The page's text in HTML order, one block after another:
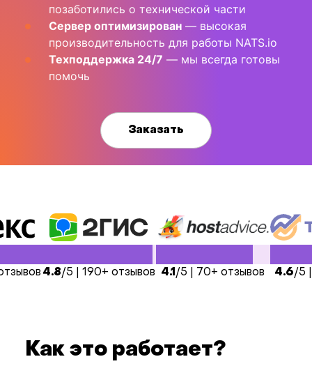
позаботились о технической части
Сервер оптимизирован — высокая
производительность для работы NATS.io
Техподдержка 24/7 — мы всегда готовы
помочь
Заказать
4.8/5 | 190+ отзывов 4.1 /5 | 70+ отзывов 4.6/5
Как это работает?